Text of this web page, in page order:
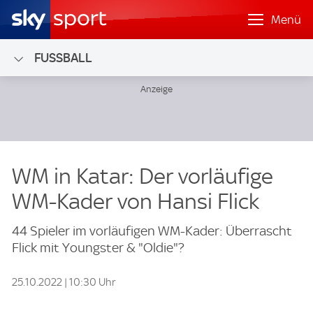
Menü
FUSSBALL
WM in Katar: Der vorläufige
WM-Kader von Hansi Flick
44 Spieler im vorläufigen WM-Kader: Überrascht
Flick mit Youngster & "Oldie"?
25.10.2022 | 10:30 Uhr